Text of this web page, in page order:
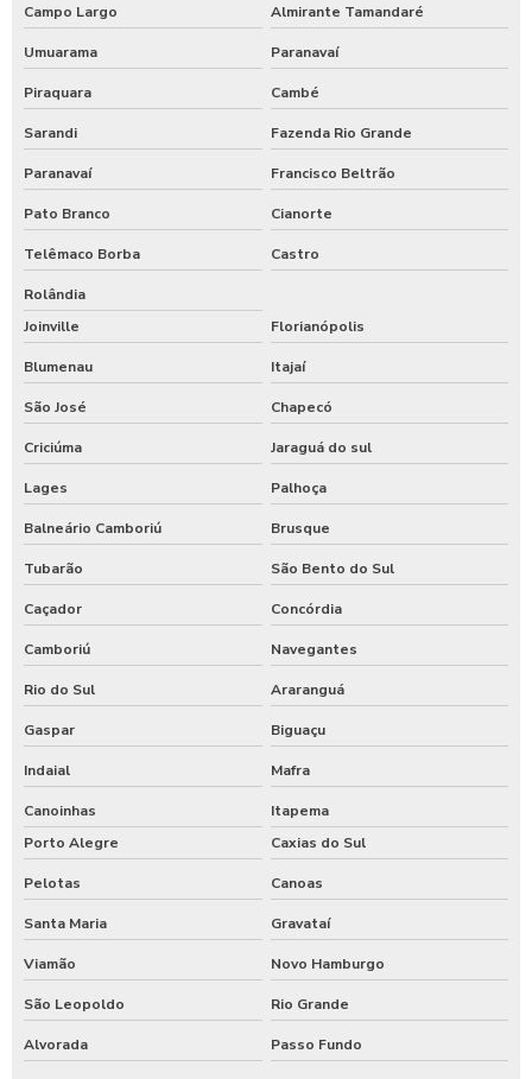
Campo Largo Almirante Tamandaré
Umuarama Paranavaí
Piraquara Cambé
Sarandi Fazenda Rio Grande
Paranavaí Francisco Beltrão
Pato Branco Cianorte
Telêmaco Borba Castro
Rolândia
Joinville
Florianópolis
Blumenau Itajaí
São José Chapecó
Criciúma Jaraguá do sul
Lages Palhoça
Balneário Camboriú Brusque
Tubarão São Bento do Sul
Caçador Concórdia
Camboriú Navegantes
Rio do Sul Araranguá
Gaspar Biguaçu
Indaial Mafra
Canoinhas
Itapema
Porto Alegre
Caxias do Sul
Pelotas Canoas
Santa Maria Gravataí
Viamão Novo Hamburgo
São Leopoldo Rio Grande
Alvorada Passo Fundo